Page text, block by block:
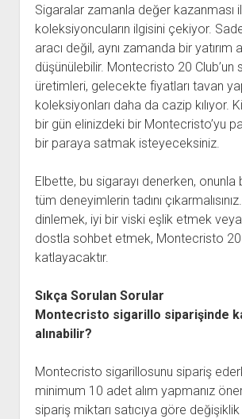
Sigaralar zamanla değer kazanması
koleksiyoncuların ilgisini çekiyor.
aracı değil, aynı zamanda bir yatırım
düşünülebilir. Montecristo 20 Club’un
üretimleri, gelecekte fiyatları tavan
koleksiyonları daha da cazip kılıyor.
bir gün elinizdeki bir Montecristo’yu
bir paraya satmak isteyeceksiniz.
Elbette, bu sigarayı denerken, onunla
tüm deneyimlerin tadını
dinlemek, iyi bir viski eşlik etmek
dostla sohbet etmek, Montecristo 20
katlayacaktır.
Sıkça Sorulan Sorular
Montecristo sigarillo siparişinde
alınabilir?
Montecristo sigarillosunu sipariş
minimum 10 adet alım yapmanız
sipariş miktarı satıcıya göre